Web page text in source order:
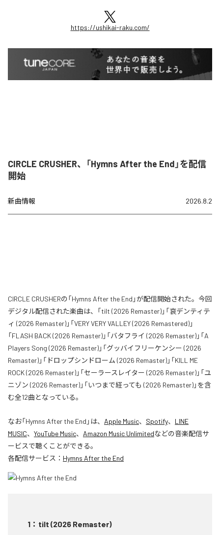
https://ushikai-raku.com/
CIRCLE CRUSHER、「Hymns After the End」を配信
開始
新曲情報 2026.8.2
CIRCLE CRUSHERの「Hymns After the End」が配信開始された。今回
デジタル配信された楽曲は、「tilt (2026 Remaster)」「哀デンティテ
ィ (2026 Remaster)」「VERY VERY VALLEY (2026 Remastered)」
「FLASH BACK (2026 Remaster)」「バタフライ (2026 Remaster)」「A
Players Song (2026 Remaster)」「グッバイフリーケンシー (2026
Remaster)」「ドロップシンドローム (2026 Remaster)」「KILL ME
ROCK (2026 Remaster)」「セーラースレイター (2026 Remaster)」「ユ
ニゾン (2026 Remaster)」「いつまで経っても (2026 Remaster)」を含
む全12曲となっている。
なお「Hymns After the End 」は、 Apple Music、 Spotify、 LINE
MUSIC、 YouTube Music、 Amazon Music Unlimitedなどの音楽配信サ
ービスで聴くことができる。
各配信サービス： Hymns After the End
1 ： tilt (2026 Remaster)